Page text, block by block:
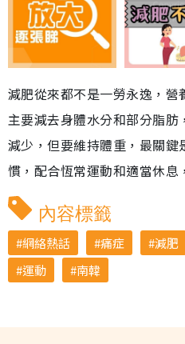
減肥從來都不是一勞永逸，
主要減去身體水分和部分脂
減少，但要維持體重，最關鍵
慣，配合恆常運動和適當休息
內容標籤
網絡熱話 痛症 減肥
運動
南韓